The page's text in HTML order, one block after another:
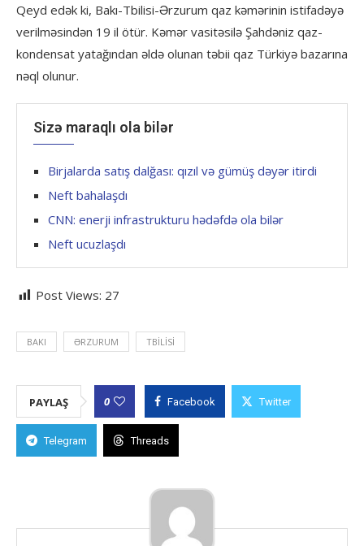
Qeyd edək ki, Bakı-Tbilisi-Ərzurum qaz kəmərinin istifadəyə
verilməsindən 19 il ötür. Kəmər vasitəsilə Şahdəniz qaz-
kondensat yatağından əldə olunan təbii qaz Türkiyə bazarına
nəql olunur.
Sizə maraqlı ola bilər
Birjalarda satış dalğası: qızıl və gümüş dəyər itirdi
Neft bahalaşdı
CNN: enerji infrastrukturu hədəfdə ola bilər
Neft ucuzlaşdı
Post Views: 27
BAKI ƏRZURUM TBILISI
PAYLAŞ 0 Facebook Twitter
Telegram Threads